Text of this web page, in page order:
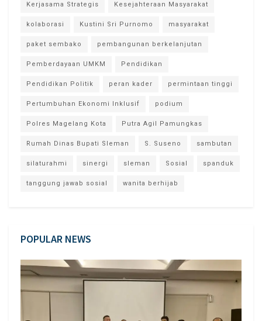
Kerjasama Strategis Kesejahteraan Masyarakat
kolaborasi Kustini Sri Purnomo masyarakat
paket sembako pembangunan berkelanjutan
Pemberdayaan UMKM Pendidikan
Pendidikan Politik peran kader permintaan tinggi
Pertumbuhan Ekonomi Inklusif podium
Polres Magelang Kota Putra Agil Pamungkas
Rumah Dinas Bupati Sleman S. Suseno sambutan
silaturahmi sinergi sleman Sosial spanduk
tanggung jawab sosial wanita berhijab
POPULAR NEWS